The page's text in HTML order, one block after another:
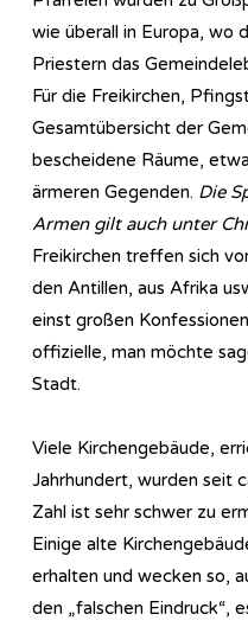
wie überall in Europa, wo
Priestern das
Für die Freikirchen,
Gesamtübersicht der
bescheidene Räume,
ärmeren Gegenden. Die
Armen gilt auch unter
Freikirchen treffen sich
den Antillen, aus Afrika
einst großen
offizielle, man möchte
Stadt.
Viele Kirchengebäude,
Jahrhundert, wurden seit
Zahl ist sehr schwer zu
Einige alte
erhalten und wecken so,
den „falschen Eindruck“,